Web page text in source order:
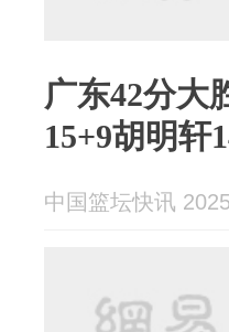
广东42分大
15+9胡明轩
中国篮坛快讯